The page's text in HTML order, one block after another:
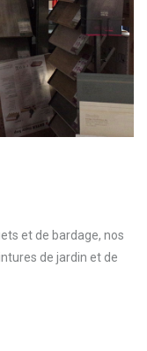
et de bardage, nos
de jardin et de